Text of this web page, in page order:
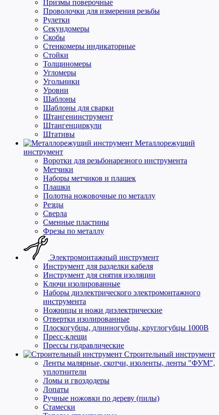
Призмы поверочные
Проволочки для измерения резьбы
Рулетки
Секундомеры
Скобы
Стенкомеры индикаторные
Стойки
Толщиномеры
Угломеры
Угольники
Уровни
Шаблоны
Шаблоны для сварки
Штангенинструмент
Штангенциркули
Штативы
Металлорежущий
инструмент
Воротки для резьбонарезного инструмента
Метчики
Наборы метчиков и плашек
Плашки
Полотна ножовочные по металлу
Резцы
Сверла
Сменные пластины
Фрезы по металлу
Электромонтажный инструмент
Инструмент для разделки кабеля
Инструмент для снятия изоляции
Ключи изолированные
Наборы диэлектрического электромонтажного
инструмента
Ножницы и ножи диэлектрические
Отвертки изолированные
Плоскогубцы, длинногубцы, круглогубцы 1000В
Пресс-клещи
Прессы гидравлические
Строительный инструмент
Ленты малярные, скотчи, изоленты, ленты "ФУМ",
уплотнители
Ломы и гвоздодеры
Лопаты
Ручные ножовки по дереву (пилы)
Стамески